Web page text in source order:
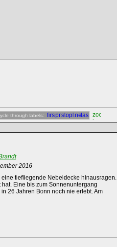
through labels:
2016
tiefliegende Nebeldecke hinausragen.
Eine bis zum Sonnenuntergang
26 Jahren Bonn noch nie erlebt. Am